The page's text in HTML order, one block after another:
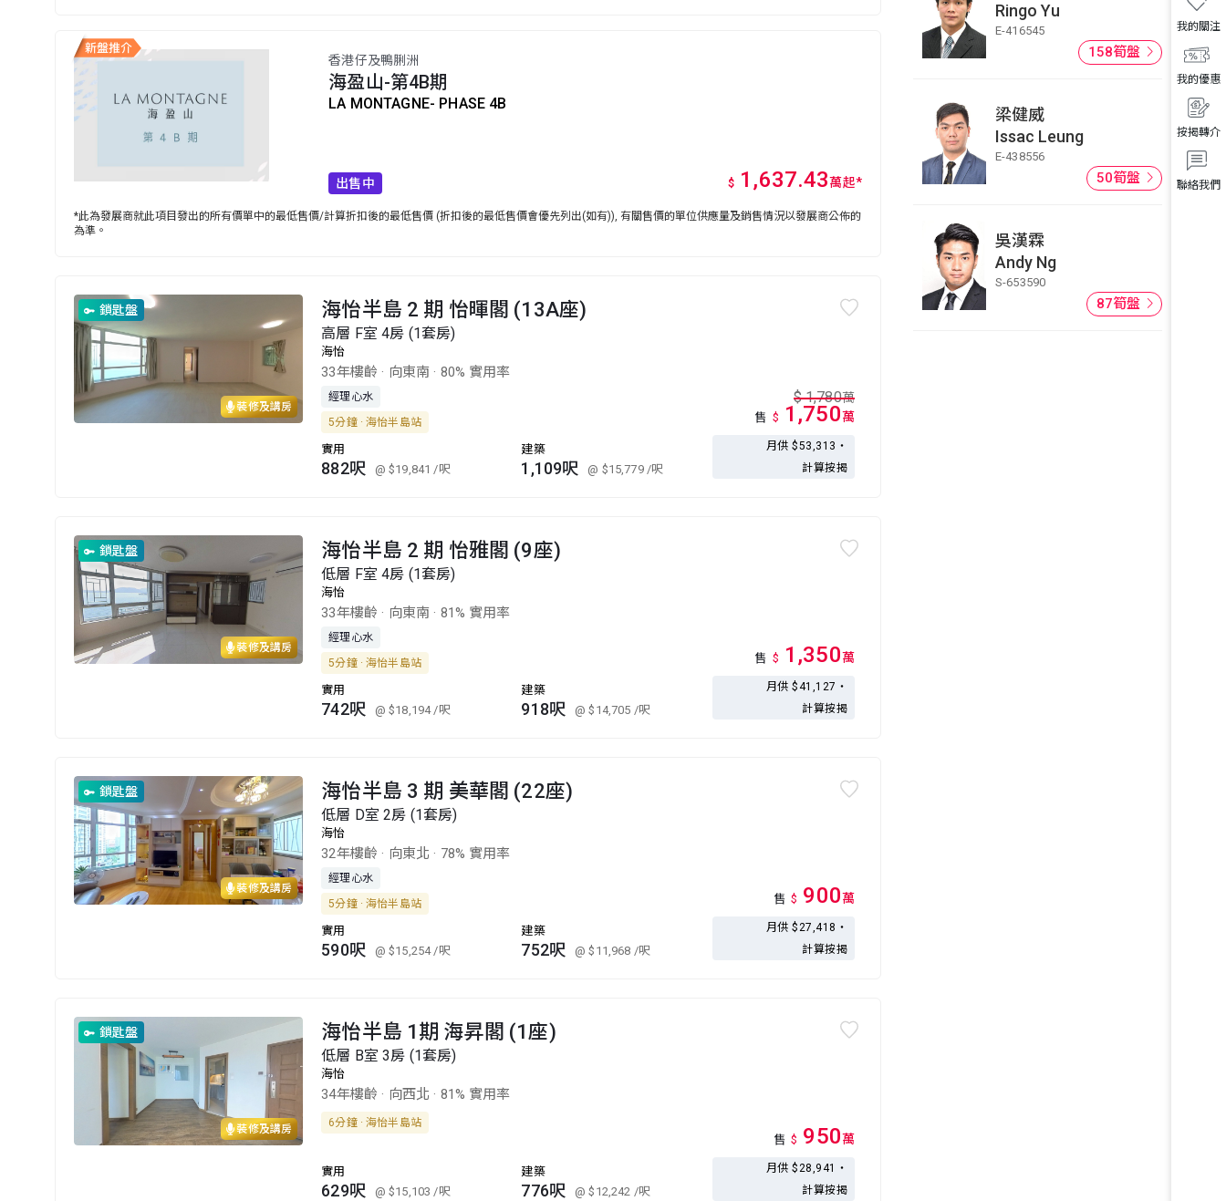
聯絡我們
按揭轉介
我的優惠
我的關注
香港仔及鴨脷洲
海盈山-第4B期
LA MONTAGNE- PHASE 4B
出售中 $ 1,637.43萬起*
*此為發展商就此項目發出的所有價單中的最低售價/計算折扣後的最低售價 (折扣後的最低售價會優先列出(如有)), 有關售價的單位供應量及銷售情況以發展商公佈的
為準。
裝修及講房
鎖匙盤 海怡半島 2 期 怡暉閣 (13A座)
高層 F室 4房 (1套房)
海怡
33年樓齡 · 向東南 · 80% 實用率
經理心水
5分鐘 · 海怡半島站
實用
882呎 @ $19,841 /呎
建築
1,109呎 @ $15,779 /呎
$ 1,780萬
售 $ 1,750萬
月供 $53,313・
計算按揭
裝修及講房
鎖匙盤 海怡半島 2 期 怡雅閣 (9座)
低層 F室 4房 (1套房)
海怡
33年樓齡 · 向東南 · 81% 實用率
經理心水
5分鐘 · 海怡半島站
實用
742呎 @ $18,194 /呎
建築
918呎 @ $14,705 /呎
售 $ 1,350萬
月供 $41,127・
計算按揭
裝修及講房
鎖匙盤 海怡半島 3 期 美華閣 (22座)
低層 D室 2房 (1套房)
海怡
32年樓齡 · 向東北 · 78% 實用率
經理心水
5分鐘 · 海怡半島站
實用
590呎 @ $15,254 /呎
建築
752呎 @ $11,968 /呎
售 $ 900萬
月供 $27,418・
計算按揭
裝修及講房
鎖匙盤 海怡半島 1期 海昇閣 (1座)
低層 B室 3房 (1套房)
海怡
34年樓齡 · 向西北 · 81% 實用率
6分鐘 · 海怡半島站
實用
629呎 @ $15,103 /呎
建築
776呎 @ $12,242 /呎
售 $ 950萬
月供 $28,941・
計算按揭
Ringo Yu
E-416545
158筍盤
梁健威
Issac Leung
E-438556
50筍盤
吳漢霖
Andy Ng
S-653590
87筍盤